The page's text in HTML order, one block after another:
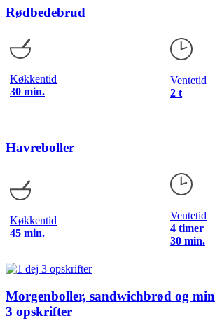
Rødbedebrud
Køkkentid
30 min.
Ventetid
2 t
Havreboller
Køkkentid
45 min.
Ventetid
4 timer
30 min.
Morgenboller, sandwichbrød og
3 opskrifter